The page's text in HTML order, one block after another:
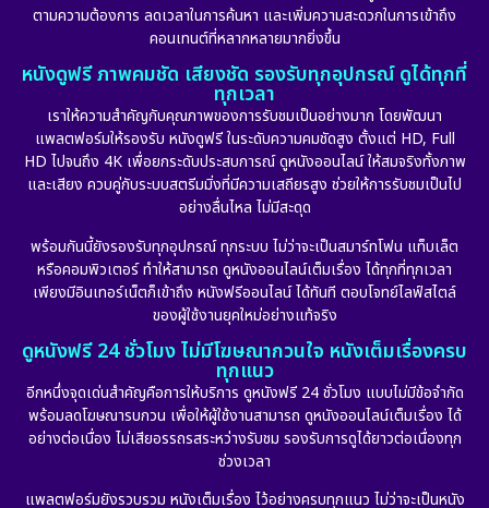
ตามความต้องการ ลดเวลาในการค้นหา และเพิ่มความสะดวกในการเข้าถึง
คอนเทนต์ที่หลากหลายมากยิ่งขึ้น
หนังดูฟรี ภาพคมชัด เสียงชัด รองรับทุกอุปกรณ์ ดูได้ทุกที่
ทุกเวลา
เราให้ความสำคัญกับคุณภาพของการรับชมเป็นอย่างมาก โดยพัฒนา
แพลตฟอร์มให้รองรับ หนังดูฟรี ในระดับความคมชัดสูง ตั้งแต่ HD, Full
HD ไปจนถึง 4K เพื่อยกระดับประสบการณ์ ดูหนังออนไลน์ ให้สมจริงทั้งภาพ
และเสียง ควบคู่กับระบบสตรีมมิ่งที่มีความเสถียรสูง ช่วยให้การรับชมเป็นไป
อย่างลื่นไหล ไม่มีสะดุด
พร้อมกันนี้ยังรองรับทุกอุปกรณ์ ทุกระบบ ไม่ว่าจะเป็นสมาร์ทโฟน แท็บเล็ต
หรือคอมพิวเตอร์ ทำให้สามารถ ดูหนังออนไลน์เต็มเรื่อง ได้ทุกที่ทุกเวลา
เพียงมีอินเทอร์เน็ตก็เข้าถึง หนังฟรีออนไลน์ ได้ทันที ตอบโจทย์ไลฟ์สไตล์
ของผู้ใช้งานยุคใหม่อย่างแท้จริง
ดูหนังฟรี 24 ชั่วโมง ไม่มีโฆษณากวนใจ หนังเต็มเรื่องครบ
ทุกแนว
อีกหนึ่งจุดเด่นสำคัญคือการให้บริการ ดูหนังฟรี 24 ชั่วโมง แบบไม่มีข้อจำกัด
พร้อมลดโฆษณารบกวน เพื่อให้ผู้ใช้งานสามารถ ดูหนังออนไลน์เต็มเรื่อง ได้
อย่างต่อเนื่อง ไม่เสียอรรถรสระหว่างรับชม รองรับการดูได้ยาวต่อเนื่องทุก
ช่วงเวลา
แพลตฟอร์มยังรวบรวม หนังเต็มเรื่อง ไว้อย่างครบทุกแนว ไม่ว่าจะเป็นหนัง